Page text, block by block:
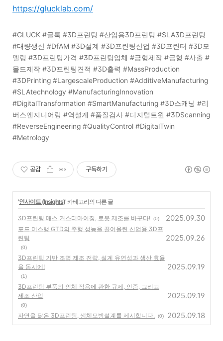
https://glucklab.com/
#GLUCK #글룩 #3D프린팅 #산업용3D프린팅 #SLA3D프린팅
#대량생산 #DfAM #3D설계 #3D프린팅산업 #3D프린터 #3D모
델링 #3D프린팅가격 #3D프린팅업체 #금형제작 #금형 #사출 #
몰드제작 #3D프린팅견적 #3D출력 #MassProduction
#3DPrinting #LargescaleProduction #AdditiveManufacturing
#SLAtechnology #ManufacturingInnovation
#DigitalTransformation #SmartManufacturing #3D스캐닝 #리
버스엔지니어링 #역설계 #품질검사 #디지털트윈 #3DScanning
#ReverseEngineering #QualityControl #DigitalTwin
#Metrology
공감 구독하기
'인사이트 (Insights)' 카테고리의 다른 글
3D프린팅 매스 커스터마이징, 로봇 제조를 바꾸다! (0) 2025.09.30
포드 머스탱 GTD의 주행 성능을 끌어올린 산업용 3D프
린팅
(0)
2025.09.26
3D프린팅 기반 조명 제조 전략, 설계 유연성과 생산 효율
을 동시에!
(1)
2025.09.19
3D프린팅 부품의 인체 적용에 관한 규제, 인증, 그리고
제조 산업
(0)
2025.09.19
자연을 닮은 3D프린팅, 생체모방설계를 제시합니다. (0) 2025.09.18